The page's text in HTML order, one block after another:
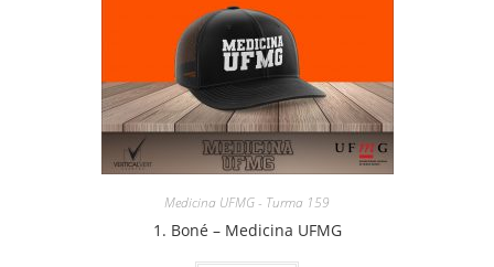
Medicina UFMG - Turma 159
1. Boné – Medicina UFMG